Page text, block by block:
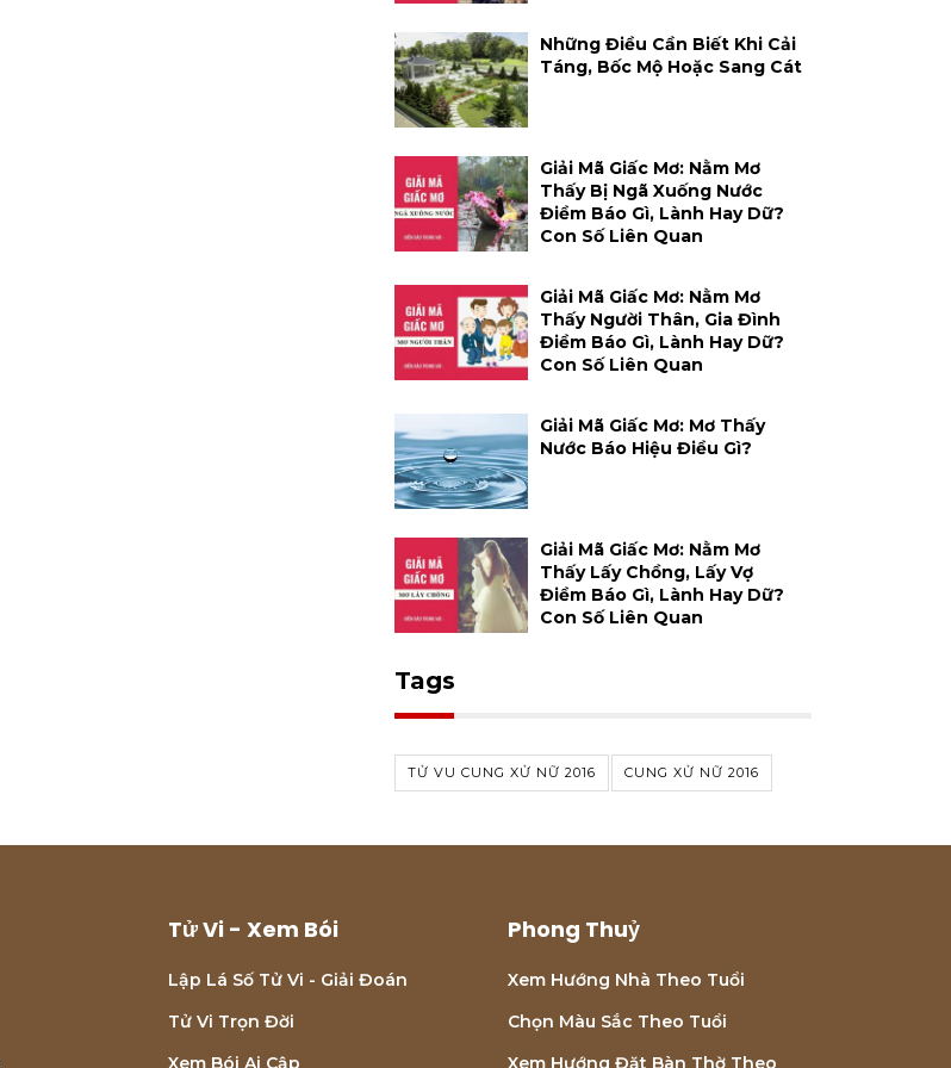
Những Điều Cần Biết Khi Cải
Táng, Bốc Mộ Hoặc Sang Cát
Giải Mã Giấc Mơ: Nằm Mơ
Thấy Bị Ngã Xuống Nước
Điềm Báo Gì, Lành Hay Dữ?
Con Số Liên Quan
Giải Mã Giấc Mơ: Nằm Mơ
Thấy Người Thân, Gia Đình
Điềm Báo Gì, Lành Hay Dữ?
Con Số Liên Quan
Giải Mã Giấc Mơ: Mơ Thấy
Nước Báo Hiệu Điều Gì?
Giải Mã Giấc Mơ: Nằm Mơ
Thấy Lấy Chồng, Lấy Vợ
Điềm Báo Gì, Lành Hay Dữ?
Con Số Liên Quan
Tags
TỬ VU CUNG XỬ NỮ 2016 CUNG XỬ NỮ 2016
Tử Vi - Xem Bói
Lập Lá Số Tử Vi - Giải Đoán
Tử Vi Trọn Đời
Xem Bói Ai Cập
Phong Thuỷ
Xem Hướng Nhà Theo Tuổi
Chọn Màu Sắc Theo Tuổi
Xem Hướng Đặt Bàn Thờ Theo